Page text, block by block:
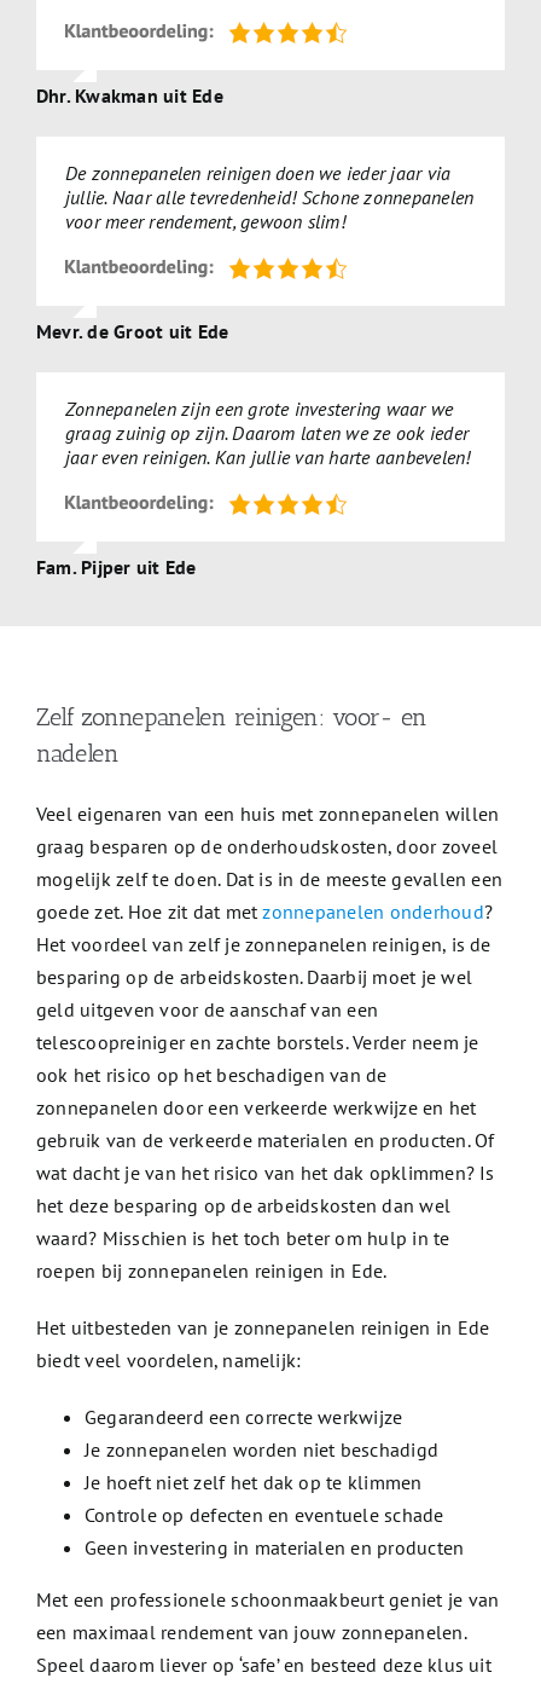
Dhr. Kwakman uit Ede
De zonnepanelen reinigen doen we ieder jaar via
jullie. Naar alle tevredenheid! Schone zonnepanelen
voor meer rendement, gewoon slim!
Mevr. de Groot uit Ede
Zonnepanelen zijn een grote investering waar we
graag zuinig op zijn. Daarom laten we ze ook ieder
jaar even reinigen. Kan jullie van harte aanbevelen!
Fam. Pijper uit Ede
Zelf zonnepanelen reinigen: voor- en
nadelen
Veel eigenaren van een huis met zonnepanelen willen
graag besparen op de onderhoudskosten, door zoveel
mogelijk zelf te doen. Dat is in de meeste gevallen een
goede zet. Hoe zit dat metzonnepanelen onderhoud?
Het voordeel van zelf je zonnepanelen reinigen, is de
besparing op de arbeidskosten. Daarbij moet je wel
geld uitgeven voor de aanschaf van een
telescoopreiniger en zachte borstels. Verder neem je
ook het risico op het beschadigen van de
zonnepanelen door een verkeerde werkwijze en het
gebruik van de verkeerde materialen en producten. Of
wat dacht je van het risico van het dak opklimmen? Is
het deze besparing op de arbeidskosten dan wel
waard? Misschien is het toch beter om hulp in te
roepen bij zonnepanelen reinigen in Ede.
Het uitbesteden van je zonnepanelen reinigen in Ede
biedt veel voordelen, namelijk:
Gegarandeerd een correcte werkwijze
Je zonnepanelen worden niet beschadigd
Je hoeft niet zelf het dak op te klimmen
Controle op defecten en eventuele schade
Geen investering in materialen en producten
Met een professionele schoonmaakbeurt geniet je van
een maximaal rendement van jouw zonnepanelen.
Speel daarom liever op ‘safe’ en besteed deze klus uit